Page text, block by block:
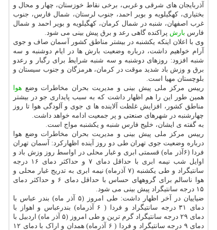
آذربایجان های شرقی و غربی، برخی نقاط خوزستان، چهار و محال و
بختیاری، کهگیلویه و بویر احمد، جنوب لرستان، شمال فارس، جنوب
غرب اصفهان، شنبه در شمال کرمان، کهگیلویه و بویر احمد و شمال
فارس بارش پراکنده گاهی رعد و برق پیش بینی می شود.
وی با اعلان اینکه یکشنبه در بیشتر مناطق کشور آسمان صاف و جوی
آرام خواهیم داشت، درباره وضعیت بارش ها در ایام دوشنبه و سه
شنبه افزود: روزهای دوشنبه و سه شنبه شرایط برای رگبار و رعدو
برق و وزش باد شدید موقت در کرمان، هرمزگان و جنوب سیستان و
بلوچستان مهیا است.
رییس مرکز ملی پیش بینی و مدیریت بحران مخاطرات وضع هوا
همین طور این را هم اظهار داشت که به سبب پایداری جو در بیشتر
مناطق کشور، افزایش غلظت آلاینده ها ی جوی و آلودگی هوا تا روز
چهارشنبه در شهرهای صنعتی و پر جمعیت ادامه خواهد داشت.
به گفته ی ایشان، خلیج فارس شنبه و یکشنبه مواج است.
رییس مرکز ملی پیش بینی و مدیریت بحران مخاطرات وضع هوا
درباره وضعیت جوی تهران طی دو روز آینده اظهارکرد: آسمان تهران
فردا (۶آذر ماه) قسمتی ابری و غبار محلی در اواسط روز وزش باد و
اوایل شب نیمه ابری با حداقل دمای ۷ و حداکثر دمای ۱۶ درجه
سانتیگراد و طی یکشنبه (۷ آذرماه) نیمه ابری به تدریج غبار محلی و
هوا ناسالم برای گروههای حساس با حداقل دمای ۶ و حداکثر دمای
۱۵ درجه سانتیگراد پیش بینی می شود.
ضیاییان در آخر اظهار داشت: طی امروز (۵ آذر ماه) بندر عباس با
دمای ۳۱ درجه سانتیگراد و فردا ( ۶ آذرماه) بندرعباس و اهواز با
دمای ۲۹ درجه سانتیگراد گرم ترین و طی امروز (۵ آذر ماه) اردبیل با
دمای ۹ درجه سانتیگراد و فردا ( ۶ آذرماه) همدان و اراک با دمای ۱۲